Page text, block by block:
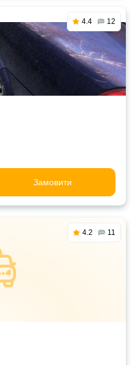
4.4 12
Замовити
4.2 11